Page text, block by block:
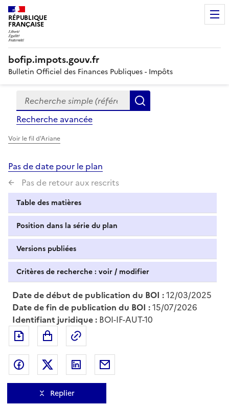
RÉPUBLIQUE
FRANÇAISE
bofip.impots.gouv.fr
Bulletin Officiel des Finances Publiques - Impôts
Formulaire
de
recherche
Recherche simple (références, mots clés, partie du
Recherche avancée
Voir le fil d'Ariane
Pas de date pour le plan
Pas de retour aux rescrits
Table des matières
Position dans la série du plan
Versions publiées
Critères de recherche : voir / modifier
Date de début de publication du BOI :12/03/2025
Date de fin de publication du BOI :15/07/2026
Identifiant juridique : BOI-IF-AUT-10
Exporter le document au format pdf
Partager sur Facebook
Partager sur Twitter
Partager sur LinkedIn
Replier